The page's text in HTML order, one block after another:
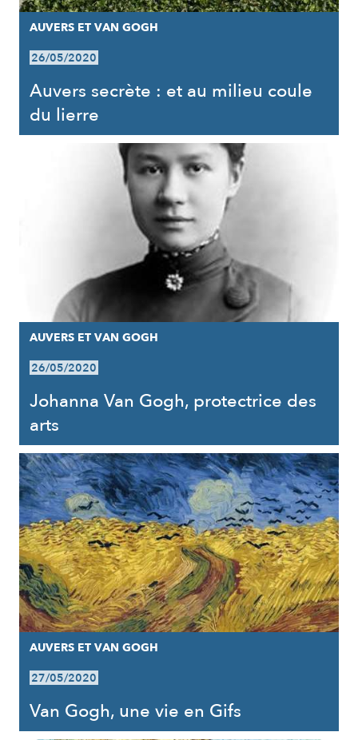
AUVERS ET VAN GOGH
26/05/2020
Auvers secrète : et au milieu coule
du lierre
AUVERS ET VAN GOGH
26/05/2020
Johanna Van Gogh, protectrice des
arts
AUVERS ET VAN GOGH
27/05/2020
Van Gogh, une vie en Gifs